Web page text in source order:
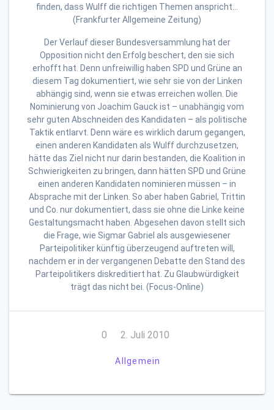
finden, dass Wulff die richtigen Themen anspricht…
(Frankfurter Allgemeine Zeitung)
Der Verlauf dieser Bundesversammlung hat der
Opposition nicht den Erfolg beschert, den sie sich
erhofft hat. Denn unfreiwillig haben SPD und Grüne an
diesem Tag dokumentiert, wie sehr sie von der Linken
abhängig sind, wenn sie etwas erreichen wollen. Die
Nominierung von Joachim Gauck ist – unabhängig vom
sehr guten Abschneiden des Kandidaten – als politische
Taktik entlarvt. Denn wäre es wirklich darum gegangen,
einen anderen Kandidaten als Wulff durchzusetzen,
hätte das Ziel nicht nur darin bestanden, die Koalition in
Schwierigkeiten zu bringen, dann hätten SPD und Grüne
einen anderen Kandidaten nominieren müssen – in
Absprache mit der Linken. So aber haben Gabriel, Trittin
und Co. nur dokumentiert, dass sie ohne die Linke keine
Gestaltungsmacht haben. Abgesehen davon stellt sich
die Frage, wie Sigmar Gabriel als ausgewiesener
Parteipolitiker künftig überzeugend auftreten will,
nachdem er in der vergangenen Debatte den Stand des
Parteipolitikers diskreditiert hat. Zu Glaubwürdigkeit
trägt das nicht bei. (Focus-Online)
0 2. Juli 2010
Allgemein